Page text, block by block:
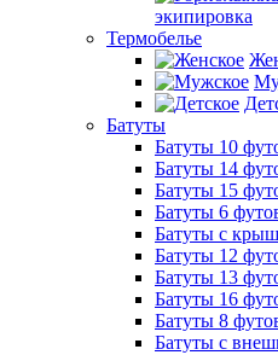
экипировка
Термобелье
Батуты
Батуты 10
Батуты 14
Батуты 15
Батуты 6
Батуты с
Батуты 12
Батуты 13
Батуты 16
Батуты 8
Батуты с